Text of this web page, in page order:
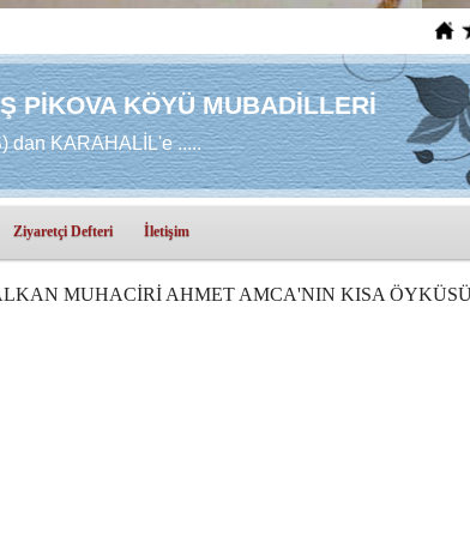
PİKOVA KÖYÜ MUBADİLLERİ
dan KARAHALİL'e .....
Ziyaretçi Defteri İletişim
MUHACİRİ AHMET AMCA'NIN KISA